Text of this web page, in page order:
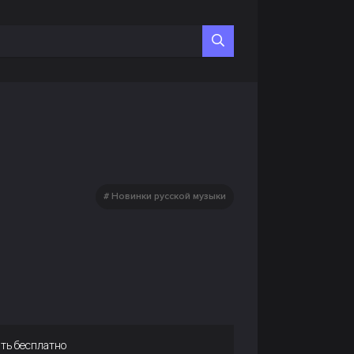
Новинки русской музыки
бесплатно